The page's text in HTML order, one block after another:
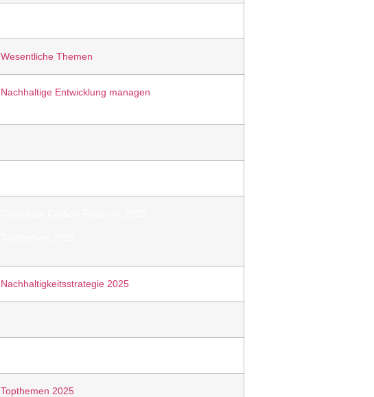
Wesentliche Themen
Nachhaltige Entwicklung managen
Nachhaltigkeitsstrategie 2025
Topthemen 2025